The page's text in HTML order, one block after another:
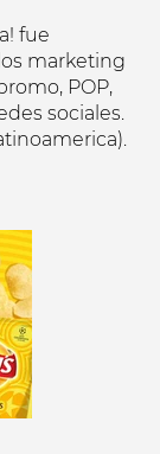
fue
marketing
POP,
sociales.